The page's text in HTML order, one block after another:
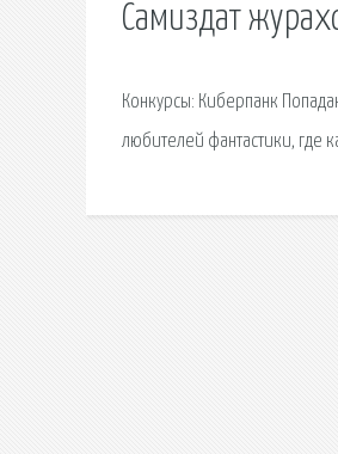
Самиздат
Конкурсы: Киберпанк
любителей фантастики, где